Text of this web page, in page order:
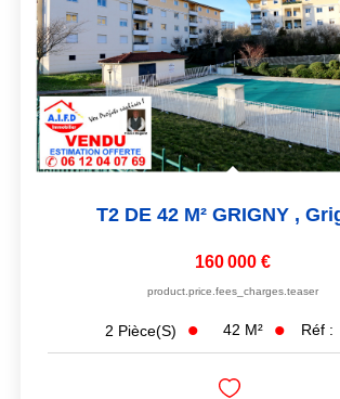
T2 DE 42 M² GRIGNY ,
160 000 €
product.price.fees_charges.teaser
2 Pièce(s) 42 M² Réf :